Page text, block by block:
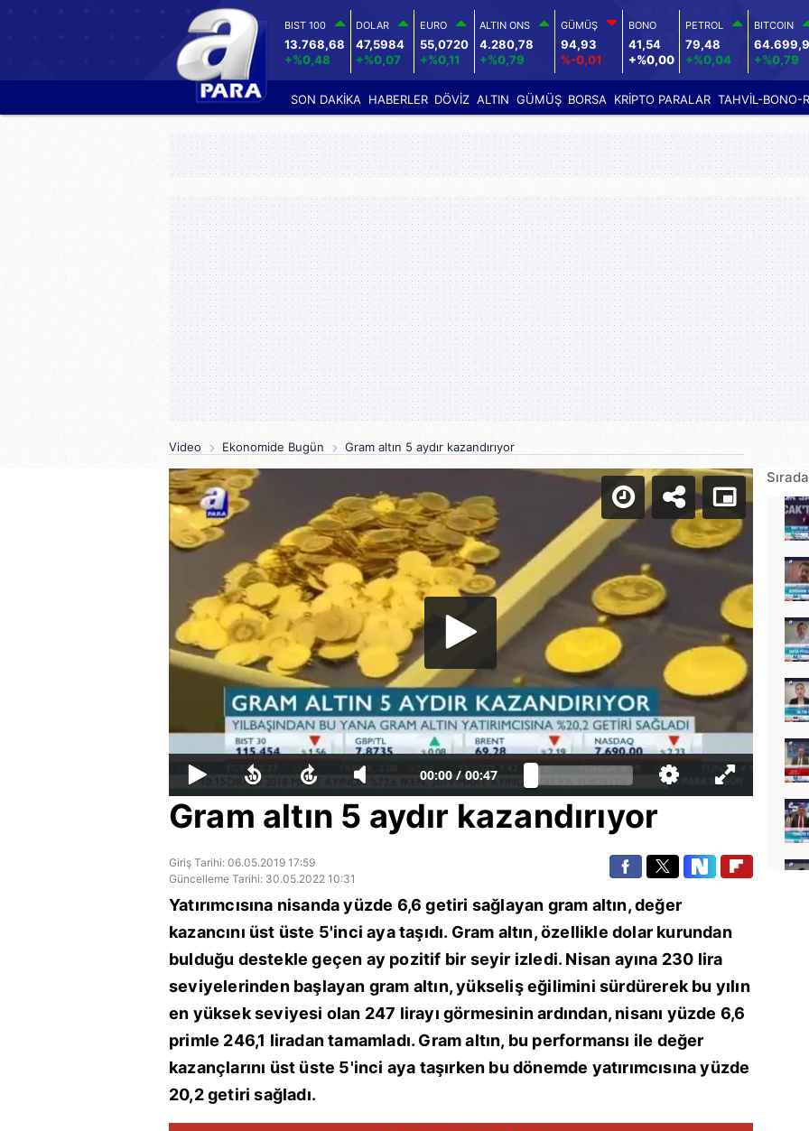
BIST 100
13.768,68
+%0,48
DOLAR
47,5984
+%0,07
EURO
55,0720
+%0,11
ALTIN ONS
4.280,78
+%0,79
GÜMÜŞ
94,93
%-0,01
BONO
41,54
+%0,00
PETROL
79,48
+%0,04
BITCOIN
+%0,79
SON DAKİKA HABERLER DÖVİZ ALTIN GÜMÜŞ BORSA KRİPTO PARALAR TAHVİL-BONO-
Video Ekonomide Bugün Gram altın 5 aydır kazandırıyor
00:00 / 00:47
Gram altın 5 aydır kazandırıyor
Giriş Tarihi: 06.05.2019 17:59
Güncelleme Tarihi: 30.05.2022 10:31
Yatırımcısına nisanda yüzde 6,6 getiri sağlayan gram altın, değer
kazancını üst üste 5'inci aya taşıdı. Gram altın, özellikle dolar kurundan
bulduğu destekle geçen ay pozitif bir seyir izledi. Nisan ayına 230 lira
seviyelerinden başlayan gram altın, yükseliş eğilimini sürdürerek bu yılın
en yüksek seviyesi olan 247 lirayı görmesinin ardından, nisanı yüzde 6,6
primle 246,1 liradan tamamladı. Gram altın, bu performansı ile değer
kazançlarını üst üste 5'inci aya taşırken bu dönemde yatırımcısına yüzde
20,2 getiri sağladı.